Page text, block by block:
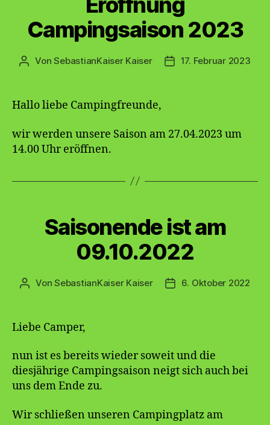
Campingsaison 2023
Beitragsautor
VonSebastianKaiser Kaiser 17. Februar 2023
Hallo liebe Campingfreunde,
wir werden unsere Saison am 27.04.2023 um
14.00 Uhr eröffnen.
Saisonende ist am
09.10.2022
Beitragsautor
VonSebastianKaiser Kaiser 6. Oktober 2022
Liebe Camper,
nun ist es bereits wieder soweit und die
diesjährige Campingsaison neigt sich auch bei
uns dem Ende zu.
Wir schließen unseren Campingplatz am